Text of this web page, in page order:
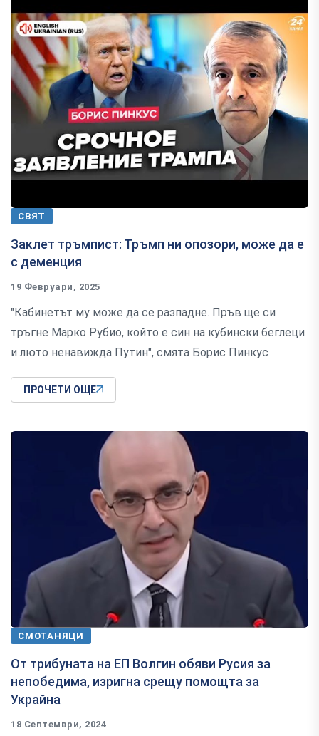
СВЯТ
Заклет тръмпист: Тръмп ни опозори, може да е
с деменция
19 Февруари, 2025
"Кабинетът му може да се разпадне. Пръв ще си
тръгне Марко Рубио, който е син на кубински беглеци
и люто ненавижда Путин", смята Борис Пинкус
ПРОЧЕТИ ОЩЕ
СМОТАНЯЦИ
От трибуната на ЕП Волгин обяви Русия за
непобедима, изригна срещу помощта за
Украйна
18 Септември, 2024